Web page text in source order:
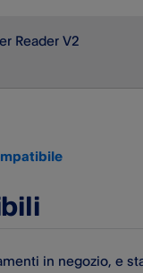
Reader V2
in negozio, e